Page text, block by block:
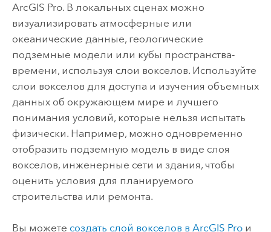
ArcGIS Pro. В локальных сценах можно
визуализировать атмосферные или
океанические данные, геологические
подземные модели или кубы пространства-
времени, используя слои вокселов. Используйте
слои вокселов для доступа и изучения объемных
данных об окружающем мире и лучшего
понимания условий, которые нельзя испытать
физически. Например, можно одновременно
отобразить подземную модель в виде слоя
вокселов, инженерные сети и здания, чтобы
оценить условия для планируемого
строительства или ремонта.
Вы можете создать слой вокселов в ArcGIS Proи